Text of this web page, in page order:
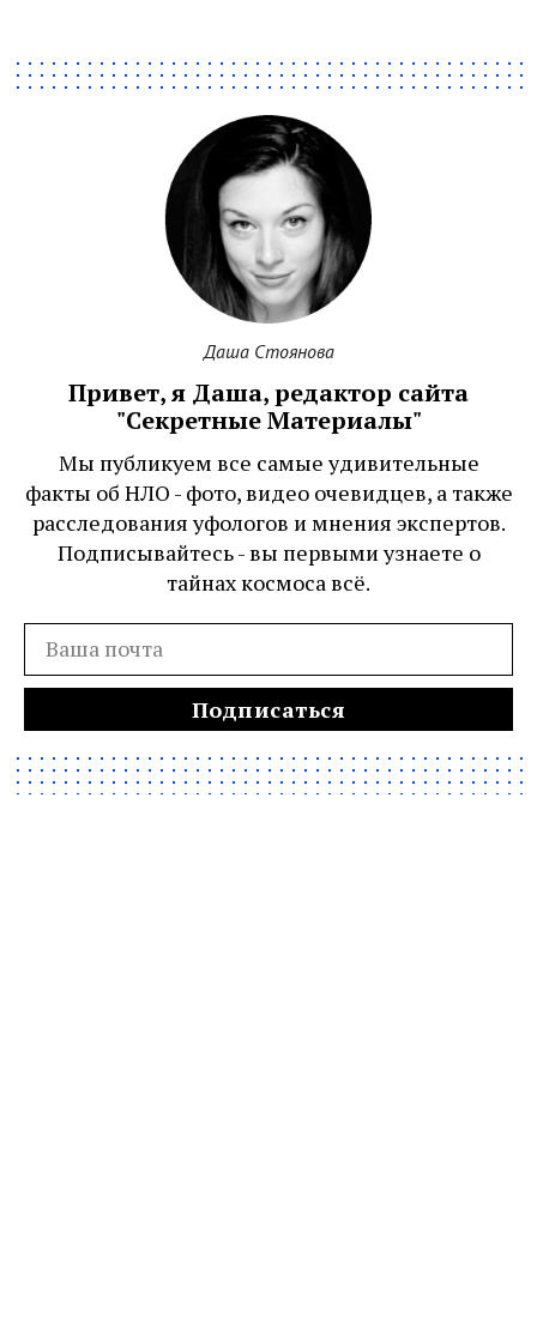
Даша Стоянова
Привет, я Даша, редактор сайта
"Секретные Материалы"
Мы публикуем все самые удивительные
факты об НЛО - фото, видео очевидцев, а также
расследования уфологов и мнения экспертов.
Подписывайтесь - вы первыми узнаете о
тайнах космоса всё.
Подписаться